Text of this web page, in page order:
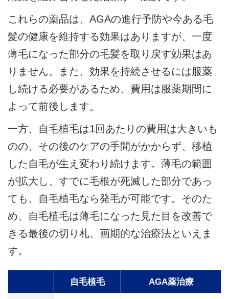
これらの薬品は、AGAの進行予防や今ある毛
髪の健康を維持する効果はありますが、一度
薄毛になった部分の毛髪を取り戻す効果はあ
りません。また、効果を持続させるには服薬
し続ける必要があるため、費用は服薬期間に
よって前後します。
一方、自毛植毛は1回あたりの費用は大きいも
のの、その後のケアの手間がかからず、移植
した自毛が生え変わり続けます。薄毛の範囲
が拡大し、すでに毛根が死滅した部分であっ
ても、自毛植毛なら発毛が可能です。そのた
め、自毛植毛は薄毛になった見た目を改善で
きる最後の切り札、画期的な治療法といえま
す。
自毛植毛 AGA薬治療